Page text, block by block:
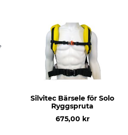
Silvitec Bärsele för Solo
Ryggspruta
675,00 kr